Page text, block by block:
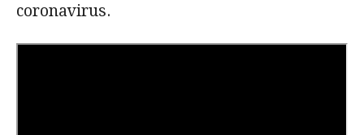
coronavirus.